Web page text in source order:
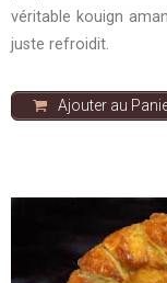
véritable kouign
juste refroidit.
Ajouter au